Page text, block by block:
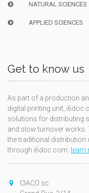
NATURAL SCIENCES
APPLIED SCIENCES
Get to know us
As part of a production
digital printing unit,
solutions for distributing
and slow turnover
the traditional distribution
through i6doc.com.
learn
CIACO sc